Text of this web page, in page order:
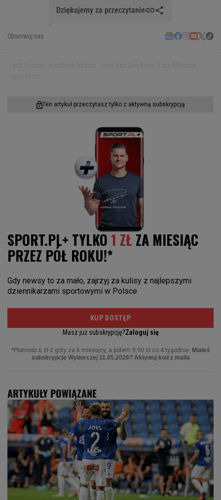
Dziękujemy za przeczytanie
Obserwuj nas
ARTYKUŁY POWIĄZANE